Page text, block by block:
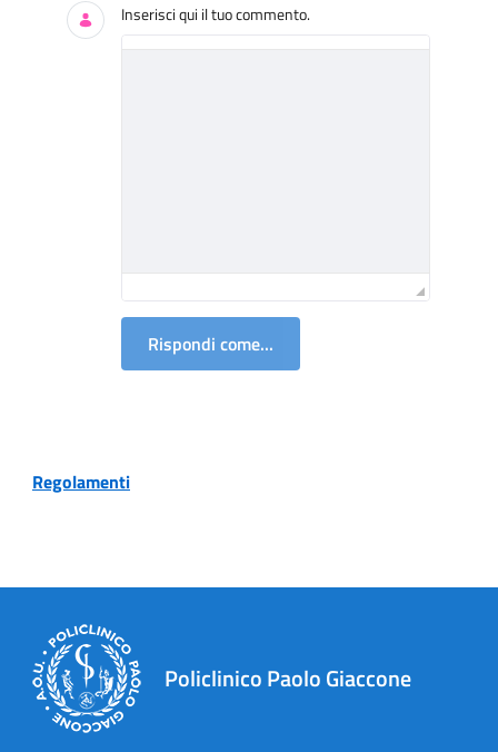
Inserisci qui il tuo commento.
Rispondi come...
Regolamenti
Policlinico Paolo Giaccone